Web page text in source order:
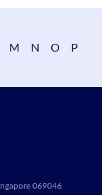
M N O
P
069046